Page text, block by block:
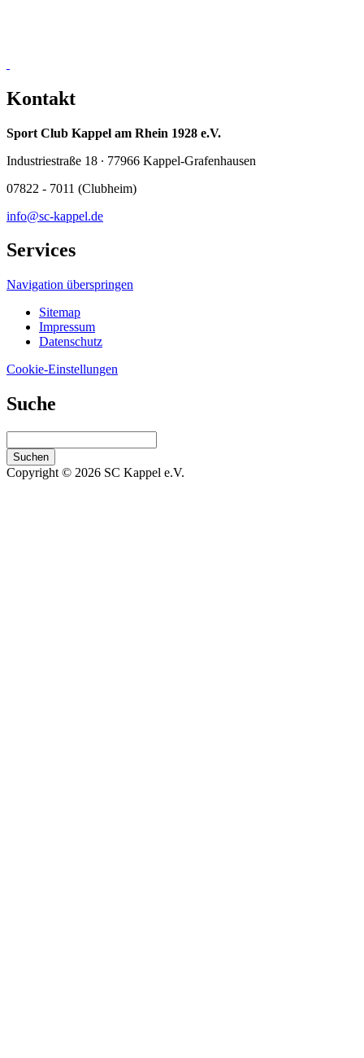
Kontakt
Sport Club Kappel am Rhein 1928 e.V.
Industriestraße 18 ∙ 77966 Kappel-Grafenhausen
07822 - 7011 (Clubheim)
info@sc-kappel.de
Services
Navigation überspringen
Sitemap
Impressum
Datenschutz
Cookie-Einstellungen
Suche
Suchen
Copyright © 2026 SC Kappel e.V.